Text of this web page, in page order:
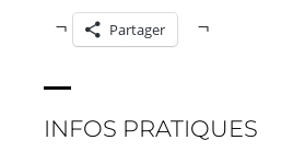
Partager
INFOS PRATIQUES